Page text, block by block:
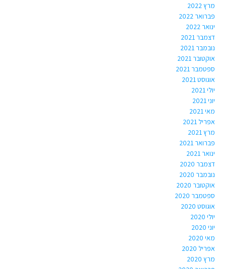
מרץ 2022
פברואר 2022
ינואר 2022
דצמבר 2021
נובמבר 2021
אוקטובר 2021
ספטמבר 2021
אוגוסט 2021
יולי 2021
יוני 2021
מאי 2021
אפריל 2021
מרץ 2021
פברואר 2021
ינואר 2021
דצמבר 2020
נובמבר 2020
אוקטובר 2020
ספטמבר 2020
אוגוסט 2020
יולי 2020
יוני 2020
מאי 2020
אפריל 2020
מרץ 2020